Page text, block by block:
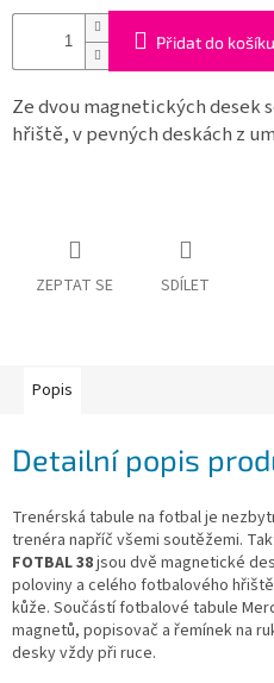
Obchodní
podmínky
velikostí
Značky
Přidat do košíku
Ze dvou magnetických desek
hřiště, v pevných deskách z
ZEPTAT SE SDÍLET
Popis
Detailní popis
Trenérská tabule na fotbal je
trenéra napříč všemi soutěžemi.
FOTBAL 38jsou dvě magnetické
poloviny a celého fotbalového
kůže. Součástí fotbalové tabule
magnetů, popisovač a řemínek na
desky vždy při ruce.